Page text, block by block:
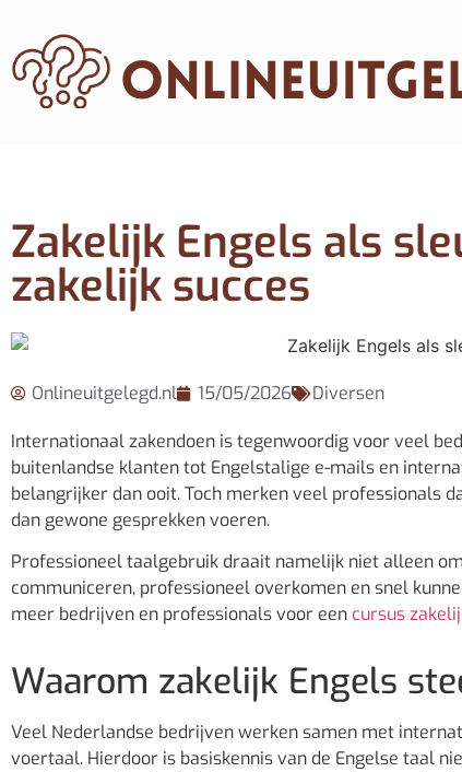
Zakelijk Engels als
zakelijk succes
Onlineuitgelegd.nl 15/05/2026 Diversen
Internationaal zakendoen is tegenwoordig voor veel
buitenlandse klanten tot Engelstalige e-mails en
belangrijker dan ooit. Toch merken veel professionals
dan gewone gesprekken voeren.
Professioneel taalgebruik draait namelijk niet alleen
communiceren, professioneel overkomen en snel
meer bedrijven en professionals voor een cursus
Waarom zakelijk Engels
Veel Nederlandse bedrijven werken samen met
voertaal. Hierdoor is basiskennis van de Engelse taal